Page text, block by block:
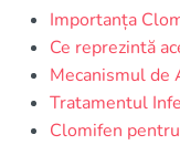
Importanța
Ce reprezintă
Mecanismul de
Tratamentul
Clomifen